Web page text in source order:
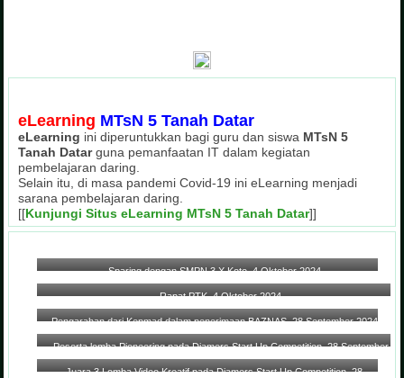
eLearning MTsN 5 Tanah Datar
eLearning ini diperuntukkan bagi guru dan siswa MTsN 5
Tanah Datarguna pemanfaatan IT dalam kegiatan
pembelajaran daring.
Selain itu, di masa pandemi Covid-19 ini eLearning menjadi
sarana pembelajaran daring.
[[Kunjungi Situs eLearning MTsN 5 Tanah Datar]]
Sparing dengan SMPN 3 X Koto, 4 Oktober 2024
Rapat PTK, 4 Oktober 2024
Pengarahan dari Kepmad dalam penerimaan BAZNAS, 28 September 2024
Peserta lomba Pioneering pada Diamers Start Up Competition, 28 September
2024
Juara 3 Lomba Video Kreatif pada Diamers Start Up Competition, 28